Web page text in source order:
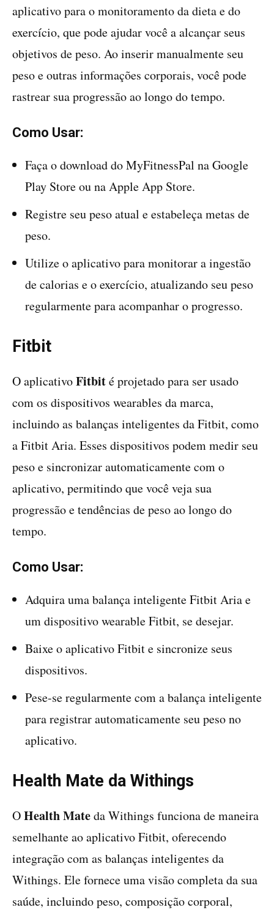
aplicativo para o monitoramento da dieta e do
exercício, que pode ajudar você a alcançar seus
objetivos de peso. Ao inserir manualmente seu
peso e outras informações corporais, você pode
rastrear sua progressão ao longo do tempo.
Como Usar:
Faça o download do MyFitnessPal na Google
Play Store ou na Apple App Store.
Registre seu peso atual e estabeleça metas de
peso.
Utilize o aplicativo para monitorar a ingestão
de calorias e o exercício, atualizando seu peso
regularmente para acompanhar o progresso.
Fitbit
O aplicativoFitbité projetado para ser usado
com os dispositivos wearables da marca,
incluindo as balanças inteligentes da Fitbit, como
a Fitbit Aria. Esses dispositivos podem medir seu
peso e sincronizar automaticamente com o
aplicativo, permitindo que você veja sua
progressão e tendências de peso ao longo do
tempo.
Como Usar:
Adquira uma balança inteligente Fitbit Aria e
um dispositivo wearable Fitbit, se desejar.
Baixe o aplicativo Fitbit e sincronize seus
dispositivos.
Pese-se regularmente com a balança inteligente
para registrar automaticamente seu peso no
aplicativo.
Health Mate da Withings
OHealth Mateda Withings funciona de maneira
semelhante ao aplicativo Fitbit, oferecendo
integração com as balanças inteligentes da
Withings. Ele fornece uma visão completa da sua
saúde, incluindo peso, composição corporal,